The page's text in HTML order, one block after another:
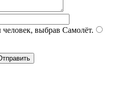
выбрав Самолёт.